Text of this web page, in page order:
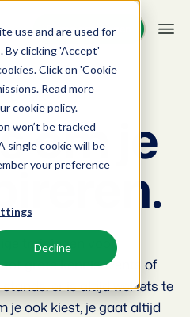
use and are used for
By clicking 'Accept'
Click on 'Cookie
Read more
cookie policy.
won’t be tracked
single cookie will be
your preference
Decline
Demo aanvragen
Demo aanvragen
van kanalen.
website.en pensions.
recreatie.
Events
om je
trainingen voor
grote kennisevents of
er is altijd wel iets te
je ook kiest, je gaat altijd